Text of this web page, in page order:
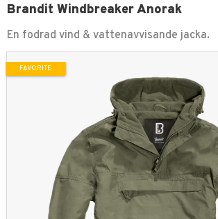
Brandit Windbreaker Anorak
En fodrad vind & vattenavvisande jacka.
FAVORITE